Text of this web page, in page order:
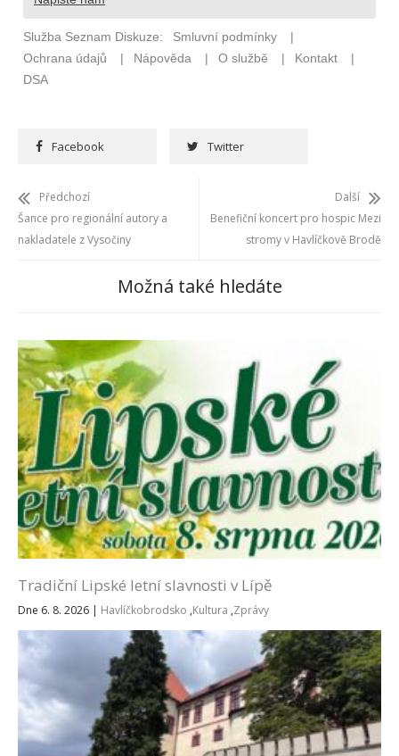
Facebook Twitter
Předchozí
Šance pro regionální autory a
nakladatele z Vysočiny
Další
Benefiční koncert pro hospic Mezi
stromy v Havlíčkově Brodě
Možná také hledáte
Tradiční Lipské letní slavnosti v Lípě
Dne 6. 8. 2026 | Havlíčkobrodsko ,Kultura ,Zprávy